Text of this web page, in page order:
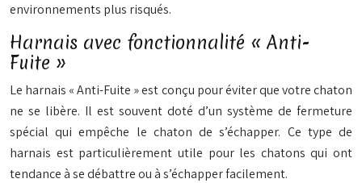
environnements plus risqués.
Harnais avec fonctionnalité « Anti-
Fuite »
Le harnais « Anti-Fuite » est conçu pour éviter que votre chaton
ne se libère. Il est souvent doté d’un système de fermeture
spécial qui empêche le chaton de s’échapper. Ce type de
harnais est particulièrement utile pour les chatons qui ont
tendance à se débattre ou à s’échapper facilement.